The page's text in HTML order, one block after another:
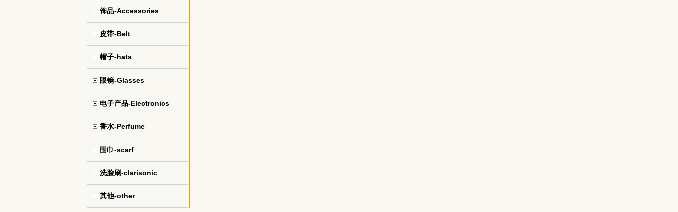
饰品-Accessories
皮带-Belt
帽子-hats
眼镜-Glasses
电子产品-Electronics
香水-Perfume
围巾-scarf
洗脸刷-clarisonic
其他-other